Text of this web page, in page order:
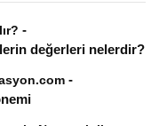
-
değerleri nelerdir?
-